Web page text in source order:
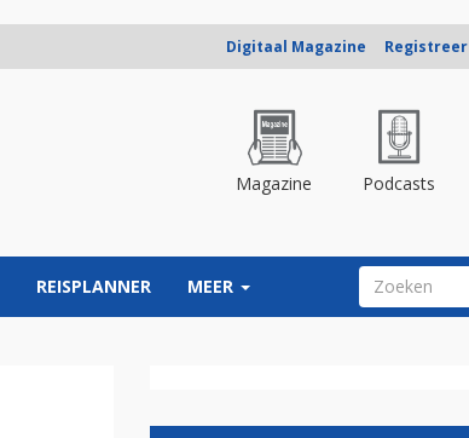
Digitaal Magazine Registreer
Magazine Podcasts
REISPLANNER MEER ZOEKVELD